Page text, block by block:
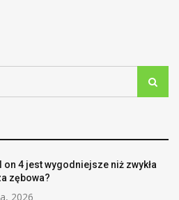
Search
on 4 jest wygodniejsze niż zwykła
zębowa?
2026